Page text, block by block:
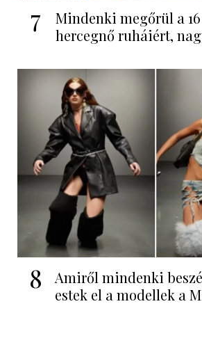
7
Mindenki megőrül a 16
hercegnő ruháiért,
8
Amiről mindenki
estek el a modellek a